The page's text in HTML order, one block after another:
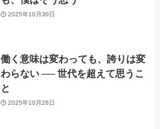
2025年10月30日
働く意味は変わっても、誇りは変
わらない ── 世代を超えて思うこ
と
2025年10月28日